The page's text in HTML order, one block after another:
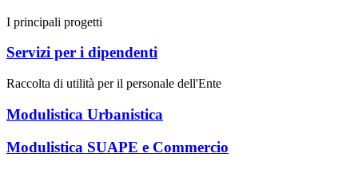
I principali progetti
Servizi per i dipendenti
Raccolta di utilità per il personale dell'Ente
Modulistica Urbanistica
Modulistica SUAPE e Commercio